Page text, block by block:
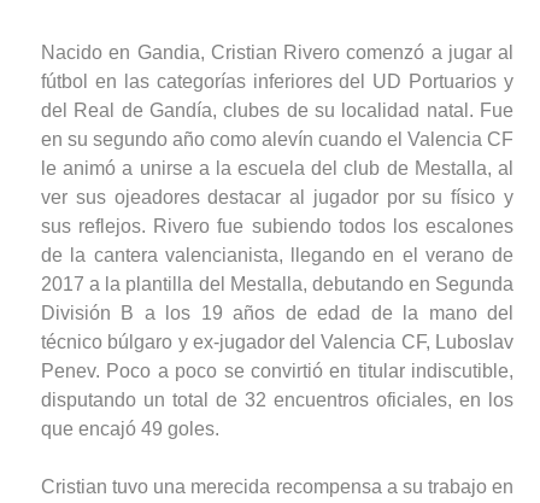
Nacido en Gandia, Cristian Rivero comenzó a jugar al
fútbol en las categorías inferiores del UD Portuarios y
del Real de Gandía, clubes de su localidad natal. Fue
en su segundo año como alevín cuando el Valencia CF
le animó a unirse a la escuela del club de Mestalla, al
ver sus ojeadores destacar al jugador por su físico y
sus reflejos. Rivero fue subiendo todos los escalones
de la cantera valencianista, llegando en el verano de
2017 a la plantilla del Mestalla, debutando en Segunda
División B a los 19 años de edad de la mano del
técnico búlgaro y ex-jugador del Valencia CF, Luboslav
Penev. Poco a poco se convirtió en titular indiscutible,
disputando un total de 32 encuentros oficiales, en los
que encajó 49 goles.
Cristian tuvo una merecida recompensa a su trabajo en